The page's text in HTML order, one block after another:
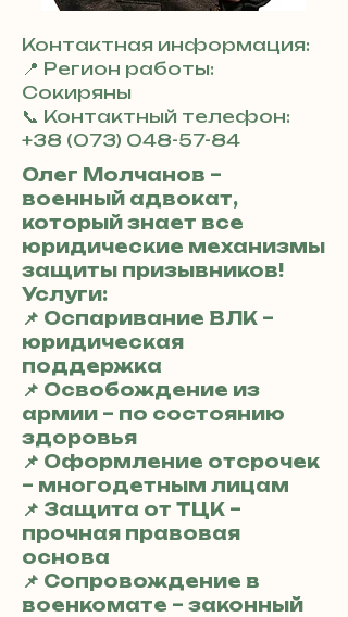
Контактная информация:
📍 Регион работы:
Сокиряны
📞 Контактный телефон:
+38 (073) 048-57-84
Олег Молчанов –
военный адвокат,
который знает все
юридические механизмы
защиты призывников!
Услуги:
📌 Оспаривание ВЛК –
юридическая
поддержка
📌 Освобождение из
армии – по состоянию
здоровья
📌 Оформление отсрочек
– многодетным лицам
📌 Защита от ТЦК –
прочная правовая
основа
📌 Сопровождение в
военкомате – законный